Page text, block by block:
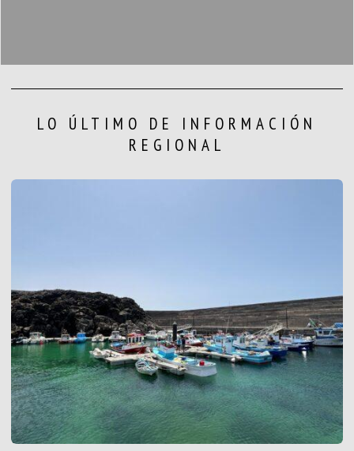
LO ÚLTIMO DE INFORMACIÓN
REGIONAL